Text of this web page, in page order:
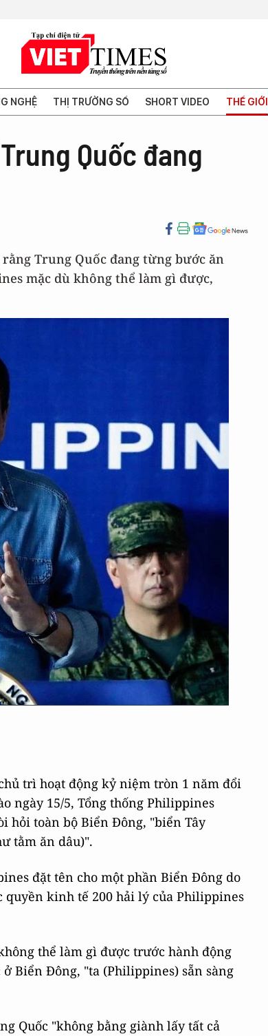
NGHỆ THỊ TRƯỜNG SỐ SHORT VIDEO THẾ GIỚI
Quốc đang
Trung Quốc đang từng bước ăn
mặc dù không thể làm gì được,
trì hoạt động kỷ niệm tròn 1 năm đổi
ngày 15/5, Tổng thống Philippines
hỏi toàn bộ Biển Đông, "biển Tây
tằm ăn dâu)".
đặt tên cho một phần Biển Đông do
quyền kinh tế 200 hải lý của Philippines
thể làm gì được trước hành động
Biển Đông, "ta (Philippines) sẵn sàng
Quốc "không bằng giành lấy tất cả